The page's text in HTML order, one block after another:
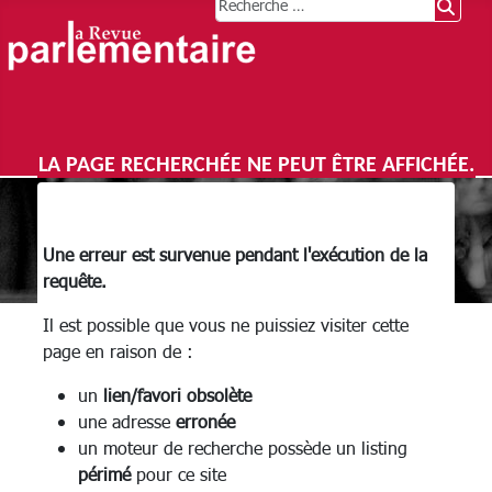
LA PAGE RECHERCHÉE NE PEUT ÊTRE AFFICHÉE.
Une erreur est survenue pendant l'exécution de la
requête.
Il est possible que vous ne puissiez visiter cette
page en raison de :
un lien/favori obsolète
une adresseerronée
un moteur de recherche possède un listing
périmépour ce site